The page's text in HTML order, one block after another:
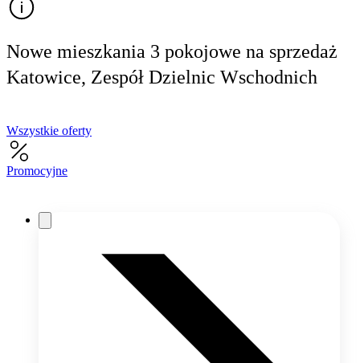
Nowe mieszkania 3 pokojowe na sprzedaż
Katowice, Zespół Dzielnic Wschodnich
Wszystkie oferty
Promocyjne